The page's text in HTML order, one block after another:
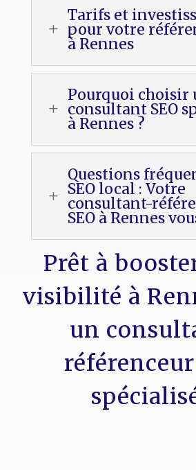
L
Tarifs et
pour votre
à Rennes
L
Pourquoi choisir
consultant SEO
à Rennes ?
L
Questions
SEO local : Votre
consultant-
SEO à Rennes
Prêt à
visibilité à
un
référenceur